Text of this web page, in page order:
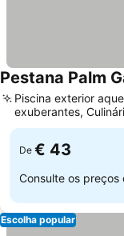
Pestana Palm
Piscina exterior
exuberantes,
Pimenta Preta
De € 43
Consulte os preços
Escolha popular